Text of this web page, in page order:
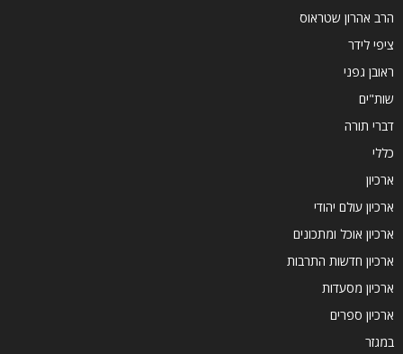
הרב אהרון שטראוס
ציפי לידר
ראובן גפני
שות"ים
דברי תורה
כללי
ארכיון
ארכיון עולם יהודי
ארכיון אוכל ומתכונים
ארכיון חדשות התרבות
ארכיון מסעדות
ארכיון ספרים
במגזר